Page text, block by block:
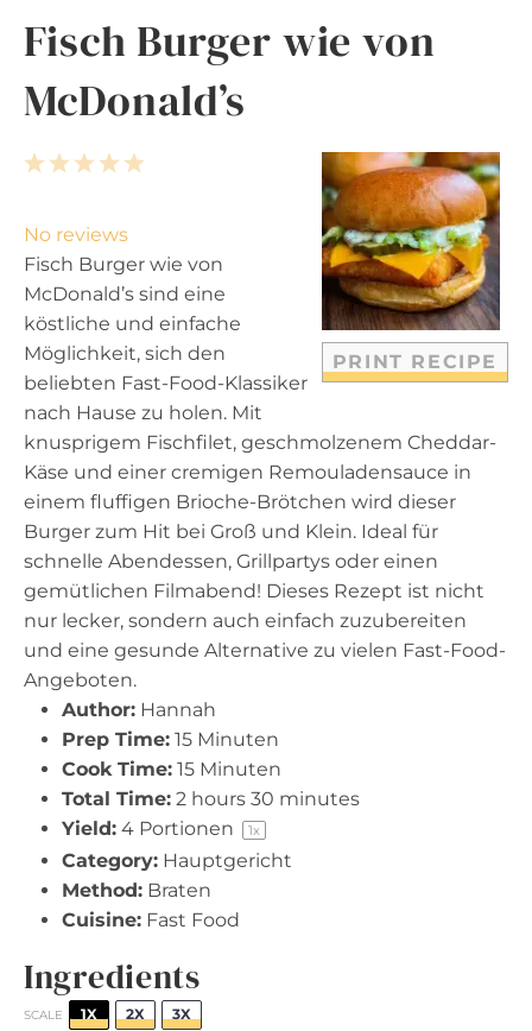
Fisch Burger wie von
McDonald’s
PRINT RECIPE
5
a
r
s
4
t
a
r
s
3
t
a
r
s
2
t
a
r
s
1
t
a
r
No reviews
Fisch Burger wie von
McDonald’s sind eine
köstliche und einfache
Möglichkeit, sich den
beliebten Fast-Food-Klassiker
nach Hause zu holen. Mit
knusprigem Fischfilet, geschmolzenem Cheddar-
Käse und einer cremigen Remouladensauce in
einem fluffigen Brioche-Brötchen wird dieser
Burger zum Hit bei Groß und Klein. Ideal für
schnelle Abendessen, Grillpartys oder einen
gemütlichen Filmabend! Dieses Rezept ist nicht
nur lecker, sondern auch einfach zuzubereiten
und eine gesunde Alternative zu vielen Fast-Food-
Angeboten.
Author: Hannah
Prep Time: 15 Minuten
Cook Time: 15 Minuten
Total Time: 2 hours 30 minutes
Yield: 4 Portionen 1x
Category: Hauptgericht
Method: Braten
Cuisine: Fast Food
Ingredients
SCALE 1X 2X 3X